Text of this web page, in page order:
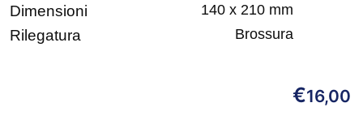
Dimensioni 140 x 210 mm
Rilegatura Brossura
€16,00